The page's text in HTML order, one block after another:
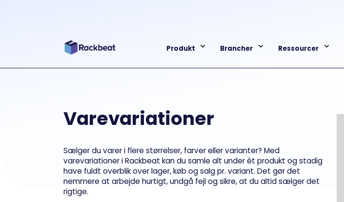
Produkt Brancher Ressourcer
Varevariationer
Sælger du varer i flere størrelser, farver eller varianter? Med
varevariationer i Rackbeat kan du samle alt under ét produkt og stadig
have fuldt overblik over lager, køb og salg pr. variant. Det gør det
nemmere at arbejde hurtigt, undgå fejl og sikre, at du altid sælger det
rigtige.